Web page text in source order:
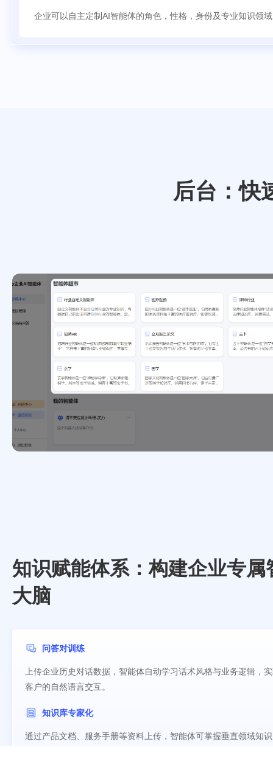
企业可以自主定制AI智能体的角色，性格，身份及专业知识领域
后台：快
知识赋能体系：构建企业专属
大脑
问答对训练
上传企业历史对话数据，智能体自动学习话术风格与业务逻辑，
客户的自然语言交互。
知识库专家化
通过产品文档、服务手册等资料上传，智能体可掌握垂直领域知